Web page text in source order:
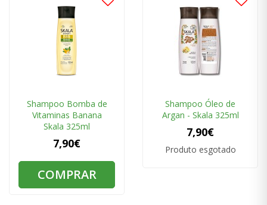
Shampoo Bomba de
Vitaminas Banana
Skala 325ml
7,90€
COMPRAR
Shampoo Óleo de
Argan - Skala 325ml
7,90€
Produto esgotado